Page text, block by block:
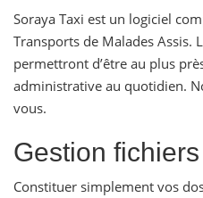
Soraya Taxi est un logiciel
Transports de Malades Assis.
permettront d’être au plus
administrative au quotidien.
vous.
Gestion
Constituer simplement vos